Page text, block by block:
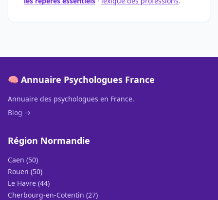
🧠 Annuaire Psychologues France
Annuaire des psychologues en France.
Blog →
Région Normandie
Caen (50)
Rouen (50)
Le Havre (44)
Cherbourg-en-Cotentin (27)